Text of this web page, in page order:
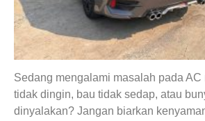
Sedang mengalami masalah pada AC
tidak dingin, bau tidak sedap, atau
dinyalakan? Jangan biarkan